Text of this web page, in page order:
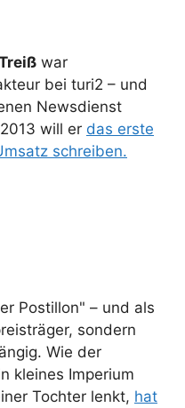
war
bei turi2 – und
Newsdienst
will er das erste
schreiben.
Postillon" – und als
sondern
Wie der
kleines Imperium
Tochter lenkt, hat